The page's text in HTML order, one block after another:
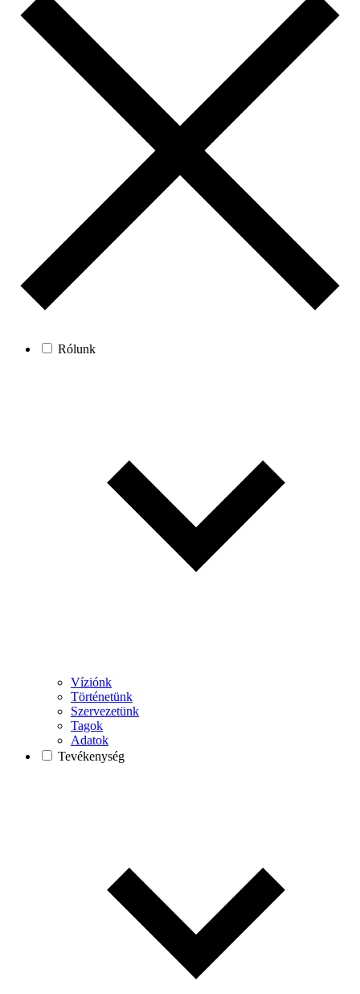
Rólunk
Víziónk
Történetünk
Szervezetünk
Tagok
Adatok
Tevékenység